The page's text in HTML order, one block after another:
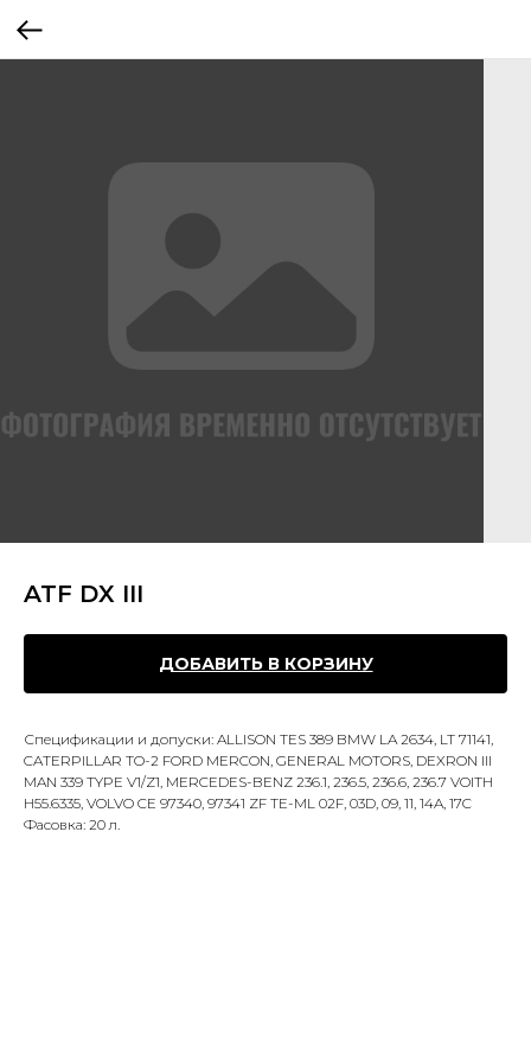
ATF DX III
ДОБАВИТЬ В КОРЗИНУ
Спецификации и допуски: ALLISON TES 389 BMW LA 2634, LT 71141,
CATERPILLAR TO-2 FORD MERCON, GENERAL MOTORS, DEXRON III
MAN 339 TYPE V1/Z1, MERCEDES-BENZ 236.1, 236.5, 236.6, 236.7 VOITH
H55.6335, VOLVO CE 97340, 97341 ZF TE-ML 02F, 03D, 09, 11, 14A, 17C
Фасовка: 20 л.